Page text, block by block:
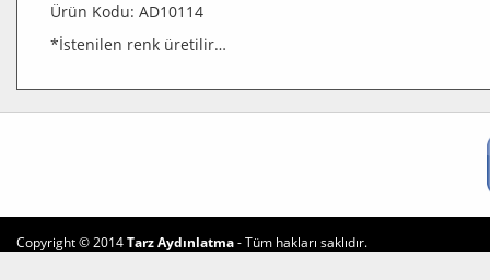
Ürün Kodu: AD10114
*İstenilen renk üretilir…
Copyright © 2014Tarz Aydınlatma- Tüm hakları saklıdır.